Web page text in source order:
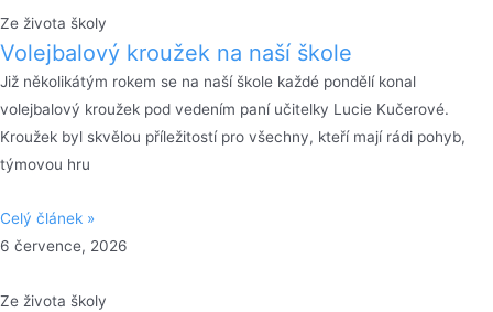
Ze života školy
Volejbalový kroužek na naší škole
Již několikátým rokem se na naší škole každé pondělí konal
volejbalový kroužek pod vedením paní učitelky Lucie Kučerové.
Kroužek byl skvělou příležitostí pro všechny, kteří mají rádi pohyb,
týmovou hru
Celý článek »
6 července, 2026
Ze života školy